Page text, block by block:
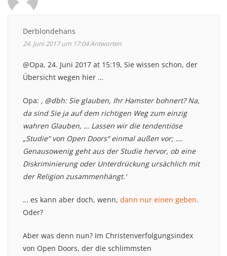
Derblondehans
24. Juni 2017 um 17:04Antworten
@Opa, 24. Juni 2017 at 15:19, Sie wissen schon, der
Übersicht wegen hier …
Opa: ‚ @dbh: Sie glauben, Ihr Hamster bohnert? Na,
da sind Sie ja auf dem richtigen Weg zum einzig
wahren Glauben, … Lassen wir die tendentiöse
„Studie“ von Open Doors“ einmal außen vor; ….
Genausowenig geht aus der Studie hervor, ob eine
Diskriminierung oder Unterdrückung ursächlich mit
der Religion zusammenhängt.‘
… es kann aber doch, wenn, dann nur einen geben.
Oder?
Aber was denn nun? Im Christenverfolgungsindex
von Open Doors, der die schlimmsten